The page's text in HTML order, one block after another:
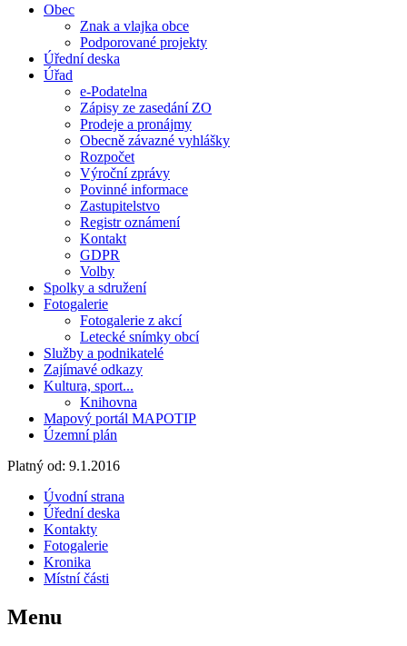
Obec
Znak a vlajka obce
Podporované projekty
Úřední deska
Úřad
e-Podatelna
Zápisy ze zasedání ZO
Prodeje a pronájmy
Obecně závazné vyhlášky
Rozpočet
Výroční zprávy
Povinné informace
Zastupitelstvo
Registr oznámení
Kontakt
GDPR
Volby
Spolky a sdružení
Fotogalerie
Fotogalerie z akcí
Letecké snímky obcí
Služby a podnikatelé
Zajímavé odkazy
Kultura, sport...
Knihovna
Mapový portál MAPOTIP
Územní plán
Platný od: 9.1.2016
Úvodní strana
Úřední deska
Kontakty
Fotogalerie
Kronika
Místní části
Menu